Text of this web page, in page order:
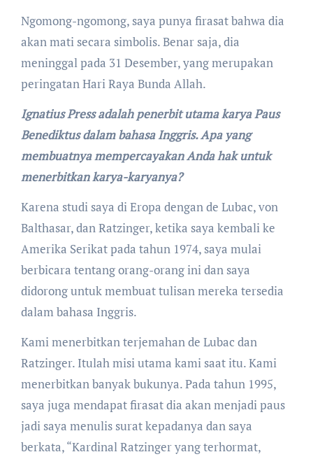
Ngomong-ngomong, saya punya firasat bahwa dia
akan mati secara simbolis. Benar saja, dia
meninggal pada 31 Desember, yang merupakan
peringatan Hari Raya Bunda Allah.
Ignatius Press adalah penerbit utama karya Paus
Benediktus dalam bahasa Inggris. Apa yang
membuatnya mempercayakan Anda hak untuk
menerbitkan karya-karyanya?
Karena studi saya di Eropa dengan de Lubac, von
Balthasar, dan Ratzinger, ketika saya kembali ke
Amerika Serikat pada tahun 1974, saya mulai
berbicara tentang orang-orang ini dan saya
didorong untuk membuat tulisan mereka tersedia
dalam bahasa Inggris.
Kami menerbitkan terjemahan de Lubac dan
Ratzinger. Itulah misi utama kami saat itu. Kami
menerbitkan banyak bukunya. Pada tahun 1995,
saya juga mendapat firasat dia akan menjadi paus
jadi saya menulis surat kepadanya dan saya
berkata, “Kardinal Ratzinger yang terhormat,